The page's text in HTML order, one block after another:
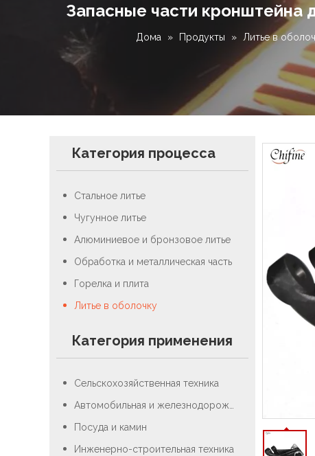
Запасные части кронштейна
Дома » Продукты » Литье в
Категория процесса
Стальное литье
Чугунное литье
Алюминиевое и бронзовое литье
Обработка и металлическая часть
Горелка и плита
Литье в оболочку
Категория применения
Сельскохозяйственная техника
Посуда и камин
Инженерно-строительная техника